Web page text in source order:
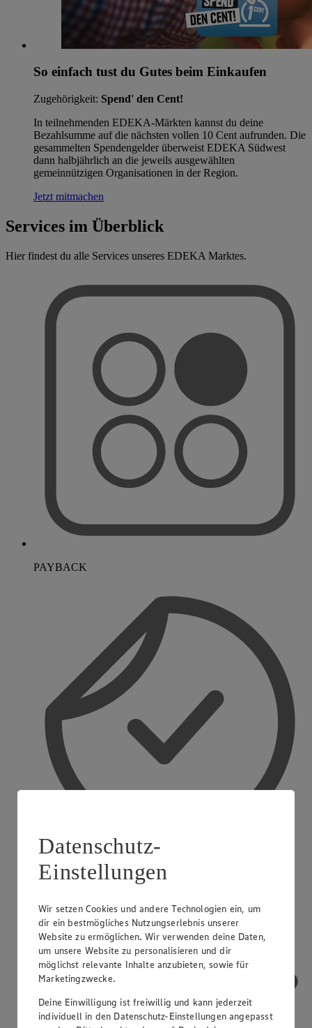
So einfach tust du Gutes beim Einkaufen
Zugehörigkeit: Spend' den Cent!
In teilnehmenden EDEKA-Märkten kannst du deine
Bezahlsumme auf die nächsten vollen 10 Cent aufrunden. Die
gesammelten Spendengelder überweist EDEKA Südwest
dann halbjährlich an die jeweils ausgewählten
gemeinnützigen Organisationen in der Region.
Jetzt mitmachen
Services im Überblick
Hier findest du alle Services unseres EDEKA Marktes.
PAYBACK
Treueaktionen
Datenschutz-
Einstellungen
Wir setzen Cookies und andere Technologien ein, um
dir ein bestmögliches Nutzungserlebnis unserer
Website zu ermöglichen. Wir verwenden deine Daten,
um unsere Website zu personalisieren und dir
möglichst relevante Inhalte anzubieten, sowie für
Marketingzwecke.
Deine Einwilligung ist freiwillig und kann jederzeit
individuell in den Datenschutz-Einstellungen angepasst